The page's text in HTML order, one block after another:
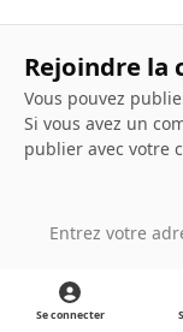
Rejoindre la
Vous pouvez
Si vous avez un
publier avec votre
Ajouter un
Se connecter